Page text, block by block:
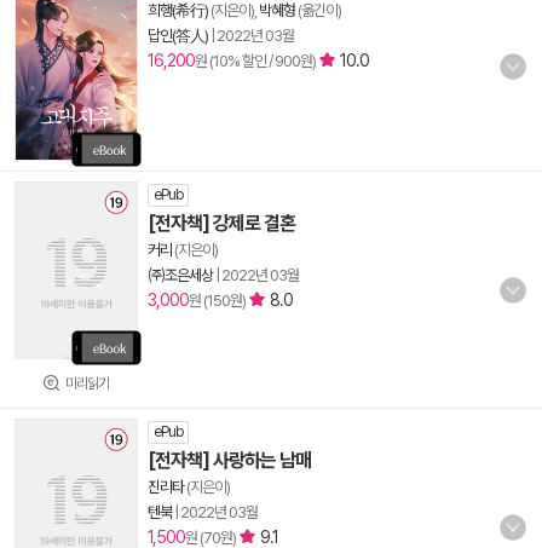
희행(希行) (지은이), 박혜형 (옮긴이)
답인(答人) 2022년 03월
16,200원 (10% 할인 / 900원) 10.0
미리읽기
ePub
[전자책] 강제로 결혼
커리 (지은이)
㈜조은세상| 2022년 03월
3,000원 (150원) 8.0
ePub
[전자책] 사랑하는 남매
진리타(지은이)
텐북| 2022년 03월
1,500원 (70원) 9.1